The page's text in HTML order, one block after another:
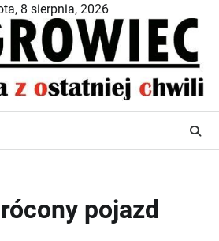
8 sierpnia, 2026
pojazd